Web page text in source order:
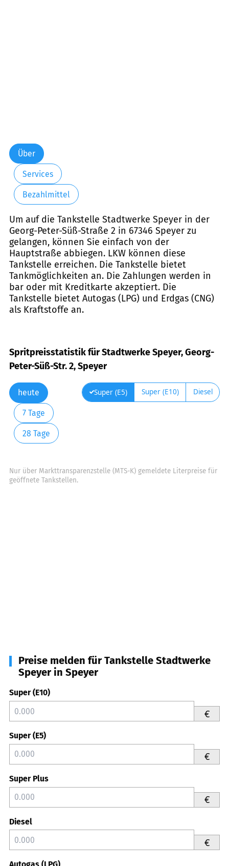
Über
Services
Bezahlmittel
Um auf die Tankstelle Stadtwerke Speyer in der
Georg-Peter-Süß-Straße 2 in 67346 Speyer zu
gelangen, können Sie einfach von der
Hauptstraße abbiegen. LKW können diese
Tankstelle erreichen. Die Tankstelle bietet
Tankmöglichkeiten an. Die Zahlungen werden in
bar oder mit Kreditkarte akzeptiert. Die
Tankstelle bietet Autogas (LPG) und Erdgas (CNG)
als Kraftstoffe an.
Spritpreisstatistik für Stadtwerke Speyer, Georg-
Peter-Süß-Str. 2, Speyer
heute
7 Tage
28 Tage
Super (E5) Super (E10) Diesel
Nur über Markttransparenzstelle (MTS-K) gemeldete Literpreise für
geöffnete Tankstellen.
Preise melden für Tankstelle Stadtwerke
Speyer in Speyer
Super (E10)
€
Super (E5)
€
Super Plus
€
Diesel
€